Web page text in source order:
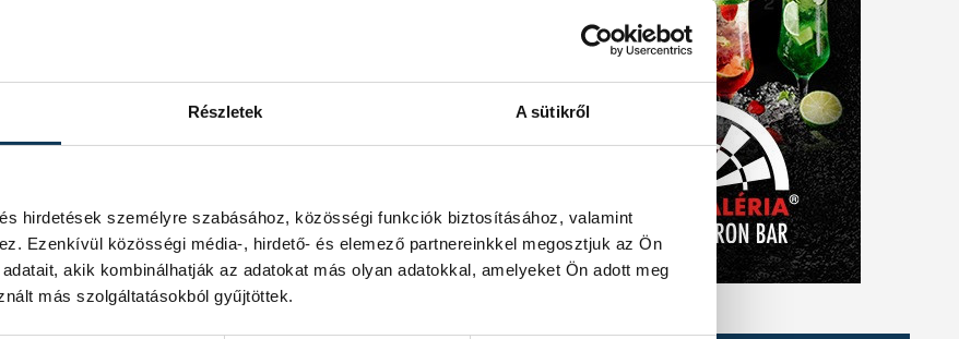
Részletek A sütikről
hirdetések személyre szabásához, közösségi funkciók biztosításához, valamint
Ezenkívül közösségi média-, hirdető- és elemező partnereinkkel megosztjuk az Ön
akik kombinálhatják az adatokat más olyan adatokkal, amelyeket Ön adott meg
más szolgáltatásokból gyűjtöttek.
Hirdetmények/Állásajánlatok
Személyügyi Központ